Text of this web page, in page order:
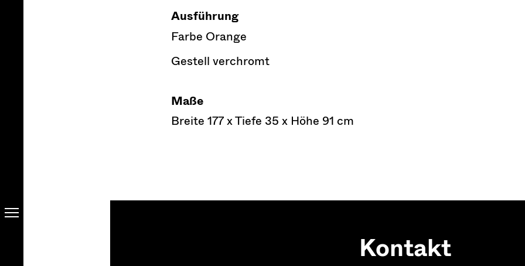
Ausführung
Farbe Orange
Gestell verchromt
Maße
Breite 177 x Tiefe 35 x Höhe 91 cm
Kontakt